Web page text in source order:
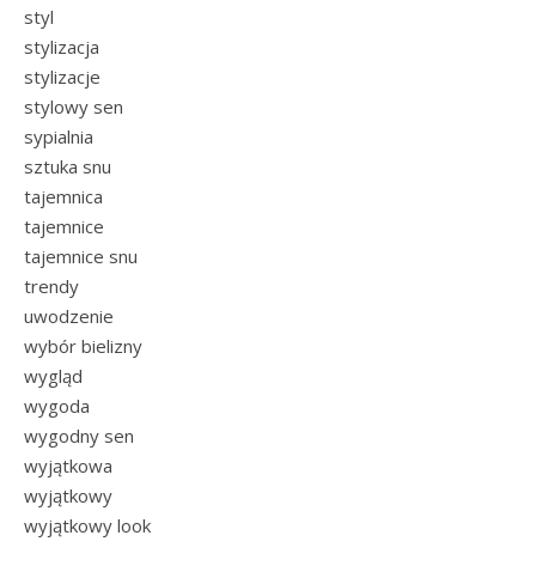
styl
stylizacja
stylizacje
stylowy sen
sypialnia
sztuka snu
tajemnica
tajemnice
tajemnice snu
trendy
uwodzenie
wybór bielizny
wygląd
wygoda
wygodny sen
wyjątkowa
wyjątkowy
wyjątkowy look